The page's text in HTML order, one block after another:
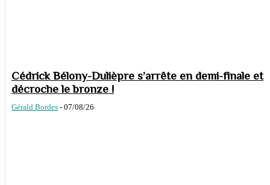
Cédrick Bélony-Dulièpre s’arrête en demi-finale et
décroche le bronze !
Gérald Bordes - 07/08/26